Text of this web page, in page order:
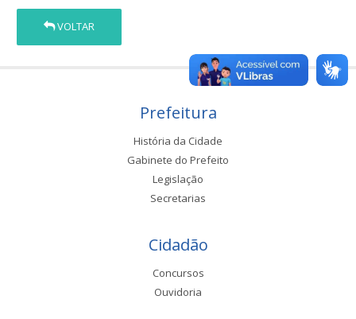
VOLTAR
Prefeitura
História da Cidade
Gabinete do Prefeito
Legislação
Secretarias
Cidadão
Concursos
Ouvidoria